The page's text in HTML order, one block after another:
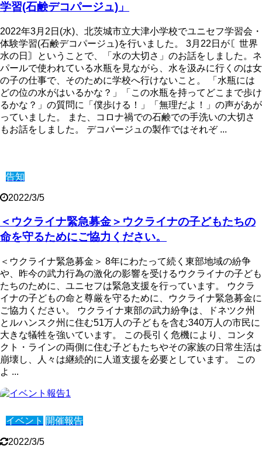
学習(石鹸デコパージュ)」
2022年3月2日(水)、北茨城市立大津小学校でユニセフ学習会・
体験学習(石鹸デコパージュ)を行いました。 3月22日が〘世界
水の日〙ということで、「水の大切さ」のお話をしました。ネ
パールで使われている水瓶を見ながら、水を汲みに行くのは女
の子の仕事で、そのために学校へ行けないこと。 「水瓶には
どの位の水がはいるかな？」「この水瓶を持ってどこまで歩け
るかな？」の質問に「僕歩ける！」「無理だよ！」の声があが
っていました。 また、コロナ禍での石鹸での手洗いの大切さ
もお話をしました。 デコパージュの製作ではそれぞ ...
告知
2022/3/5
＜ウクライナ緊急募金＞ウクライナの子どもたちの
命を守るためにご協力ください。
＜ウクライナ緊急募金＞ 8年にわたって続く東部地域の紛争
や、昨今の武力行為の激化の影響を受けるウクライナの子ども
たちのために、ユニセフは緊急支援を行っています。 ウクラ
イナの子どもの命と尊厳を守るために、ウクライナ緊急募金に
ご協力ください。 ウクライナ東部の武力紛争は、ドネツク州
とルハンスク州に住む51万人の子どもを含む340万人の市民に
大きな犠牲を強いています。 この長引く危機により、コンタ
クト・ラインの両側に住む子どもたちやその家族の日常生活は
崩壊し、人々は継続的に人道支援を必要としています。 この
よ ...
イベント 開催報告
2022/3/5